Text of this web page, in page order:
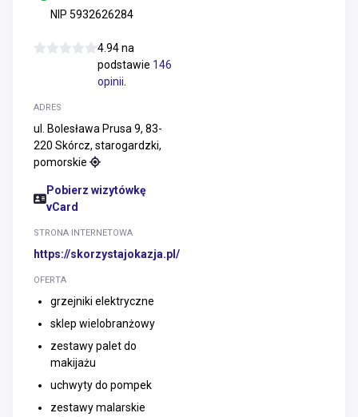
NIP 5932626284
4.94 na
podstawie 146
opinii
ADRES
ul. Bolesława Prusa 9, 83-
220 Skórcz, starogardzki,
pomorskie
Pobierz wizytówkę
vCard
STRONA INTERNETOWA
https://skorzystajokazja.pl/
OFERTA
grzejniki elektryczne
sklep wielobranżowy
zestawy palet do
makijażu
uchwyty do pompek
zestawy malarskie